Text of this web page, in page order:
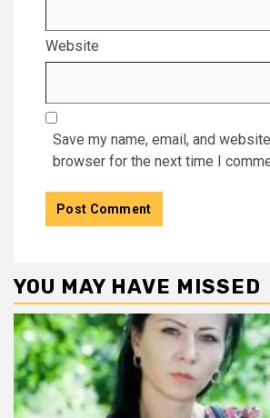
Website
Save my name, email, and
browser for the next time I
YOU MAY HAVE MISSED